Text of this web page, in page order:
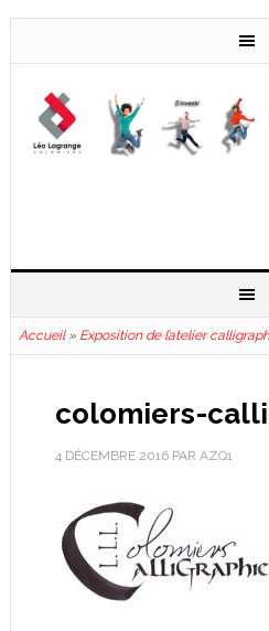
Accueil» Exposition de l’atelier
colomiers-
4 DÉCEMBRE 2016PAR AZQ1